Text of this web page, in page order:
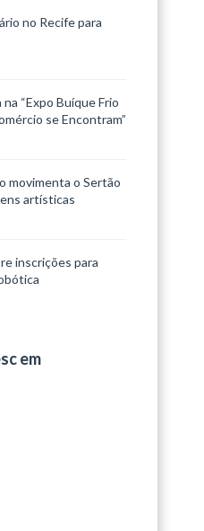
no Recife para
“Expo Buíque Frio
se Encontram”
movimenta o Sertão
artísticas
inscrições para
em